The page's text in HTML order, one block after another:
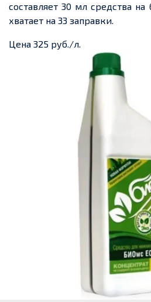
составляет 30 мл средства
хватает на 33 заправки.
Цена 325 руб./л.